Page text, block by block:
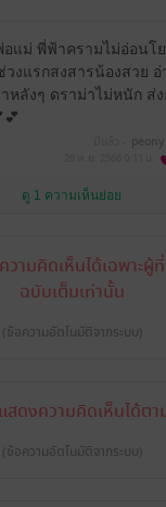
อแม่ พี่ฟ้าครามไม่อ่อนโ
วงแรกสงสารน้องสวย อ่
หลังๆ ดราม่าไม่หนัก ส่ง
ดู 1 ความเห็นย่อย
ามคิดเห็นได้เฉพาะผู้
ฉบับเต็มเท่านั้น
(ข้อความอัตโนมัติจากระบบ)
สดงความคิดเห็นได้ต
(ข้อความอัตโนมัติจากระบบ)